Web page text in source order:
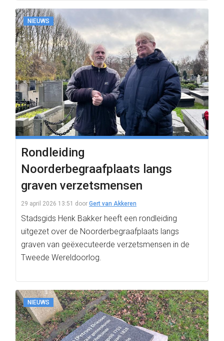
NIEUWS
Rondleiding
Noorderbegraafplaats langs
graven verzetsmensen
29 april 2026 13:51 door Gert van Akkeren
Stadsgids Henk Bakker heeft een rondleiding
uitgezet over de Noorderbegraafplaats langs
graven van geëxecuteerde verzetsmensen in de
Tweede Wereldoorlog.
NIEUWS